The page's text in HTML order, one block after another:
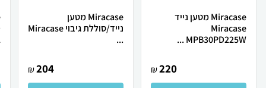
Miracase מטען נייד
Miracase
MPB30PD225W ...
220
₪
Miracase מטען
נייד/סוללת גיבוי Miracase
...
204
₪